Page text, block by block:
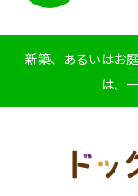
新築、あるいはお
は、